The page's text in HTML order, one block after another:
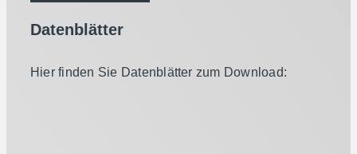
Datenblätter
Hier finden Sie Datenblätter zum Download: